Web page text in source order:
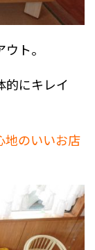
ト。
的にキレイ
地のいいお店